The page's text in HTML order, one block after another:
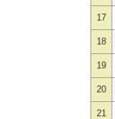
17
18
19
20
21